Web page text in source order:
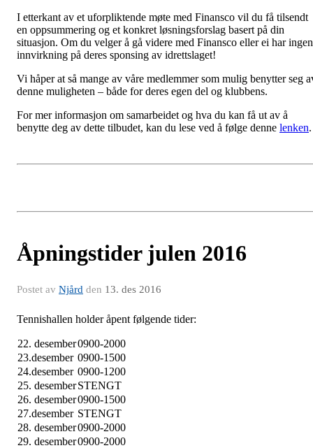
I etterkant av et uforpliktende møte med Finansco vil du få tilsendt
en oppsummering og et konkret løsningsforslag basert på din
situasjon. Om du velger å gå videre med Finansco eller ei har ingen
innvirkning på deres sponsing av idrettslaget!
Vi håper at så mange av våre medlemmer som mulig benytter seg
denne muligheten – både for deres egen del og klubbens.
For mer informasjon om samarbeidet og hva du kan få ut av å
benytte deg av dette tilbudet, kan du lese ved å følge denne lenken.
Åpningstider julen 2016
Postet av Njård den 13. des 2016
Tennishallen holder åpent følgende tider:
22. desember0900-2000
23.desember 0900-1500
24.desember 0900-1200
25. desemberSTENGT
26. desember0900-1500
27.desember STENGT
28. desember0900-2000
29. desember0900-2000